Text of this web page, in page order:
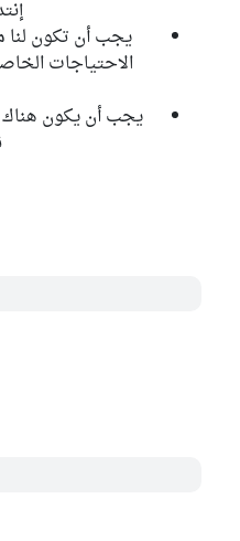
يجب أن تكون
الاحتياجات
يجب أن يكون هناك